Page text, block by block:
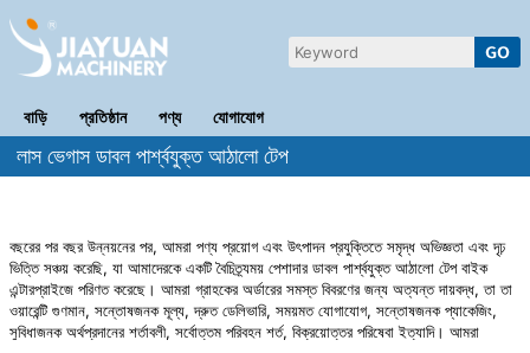
বাড়ি প্রতিষ্ঠান পণ্য যোগাযোগ
লাস ভেগাস ডাবল পার্শ্বযুক্ত আঠালো টেপ
বছরের পর বছর উন্নয়নের পর, আমরা পণ্য প্রয়োগ এবং উৎপাদন প্রযুক্তিতে সমৃদ্ধ অভিজ্ঞতা এবং দৃঢ়
ভিত্তি সঞ্চয় করেছি, যা আমাদেরকে একটি বৈচিত্র্যময় পেশাদার ডাবল পার্শ্বযুক্ত আঠালো টেপ বাইক
এন্টারপ্রাইজে পরিণত করেছে। আমরা গ্রাহকের অর্ডারের সমস্ত বিবরণের জন্য অত্যন্ত দায়বদ্ধ, তা তা
ওয়ারেন্টি গুণমান, সন্তোষজনক মূল্য, দ্রুত ডেলিভারি, সময়মত যোগাযোগ, সন্তোষজনক প্যাকেজিং,
সুবিধাজনক অর্থপ্রদানের শর্তাবলী, সর্বোত্তম পরিবহন শর্ত, বিক্রয়োত্তর পরিষেবা ইত্যাদি। আমরা